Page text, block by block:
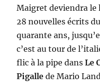
Maigret deviendra le
28 nouvelles écrits
quarante ans,
c’est au tour de
flic à la pipe dansLe
Pigalle de Mario